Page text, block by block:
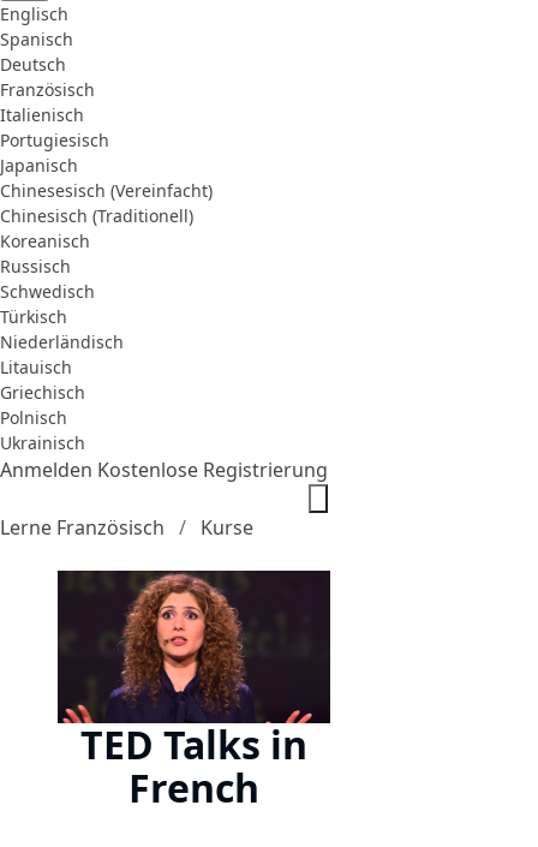
Englisch
Spanisch
Deutsch
Französisch
Italienisch
Portugiesisch
Japanisch
Chinesesisch (Vereinfacht)
Chinesisch (Traditionell)
Koreanisch
Russisch
Schwedisch
Türkisch
Niederländisch
Litauisch
Griechisch
Polnisch
Ukrainisch
Anmelden Kostenlose Registrierung
Lerne Französisch Kurse
TED Talks in
French